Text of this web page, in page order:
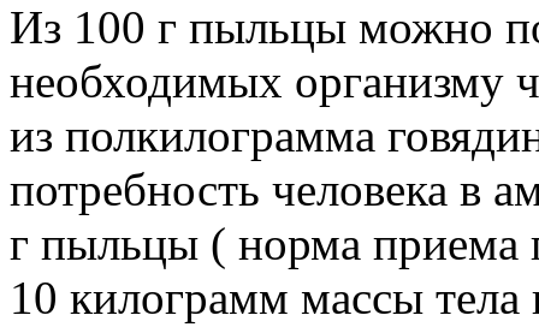
Из 100 г пыльцы можно
необходимых организму
из полкилограмма
потребность человека в
г пыльцы ( норма приема
10 килограмм массы тела